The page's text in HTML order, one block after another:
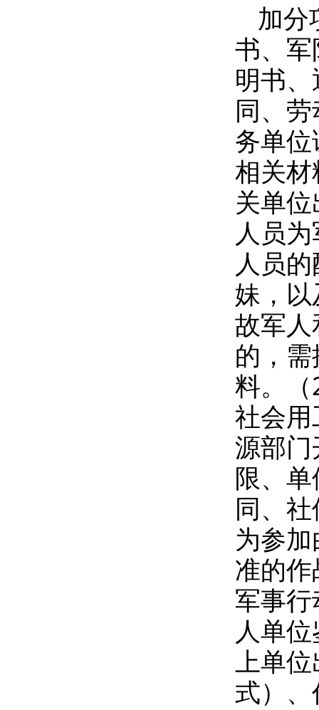
加分
书、
明书
同、
务单
相关
关单
人员
人员
妹，
故军
的，
料。
社会
源部
限、
同、
为参
准的
军事
人单
上单
式）